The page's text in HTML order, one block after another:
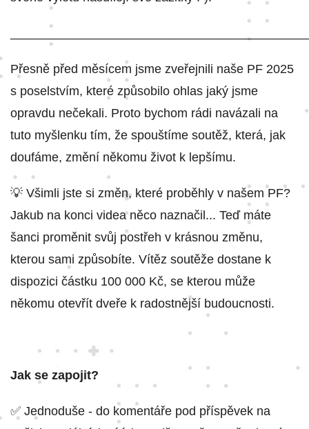
Přesně před měsícem jsme zveřejnili naše PF 2025
s poselstvím, které způsobilo ohlas jaký jsme
opravdu nečekali. Proto bychom rádi navázali na
tuto myšlenku tím, že spouštíme soutěž, která, jak
doufáme, změní někomu život k lepšímu.
💡 Všimli jste si změn, které proběhly v našem PF?
Jakub na konci videa něco naznačil... Teď máte
šanci proměnit svůj postřeh v krásnou změnu,
kterou sami způsobíte. Vítěz soutěže dostane k
dispozici částku 100 000 Kč, se kterou může
někomu otevřít dveře k radostnější budoucnosti.
Jak se zapojit?
✅ Jednoduše - do komentáře pod příspěvek na